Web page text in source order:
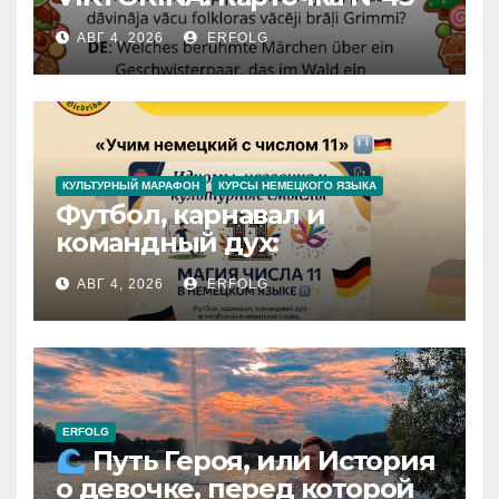
АВГ 4, 2026 ERFOLG
КУЛЬТУРНЫЙ МАРАФОН КУРСЫ НЕМЕЦКОГО ЯЗЫКА
Футбол, карнавал и
командный дух:
раскрываем секреты числа
11 в немецком языке!
АВГ 4, 2026 ERFOLG
ERFOLG
Путь Героя, или История
о девочке, перед которой